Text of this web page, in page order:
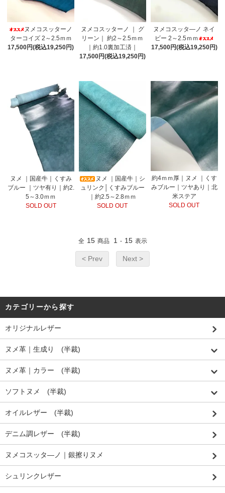
ヌメコスッターノ
ターコイズ 2～2.5ｍｍ
17,500円(税込19,250円)
ヌメコスッターノ ｜ グ
リーン｜ 約2～2.5ｍｍ
｜約1.0裏加工済｜
17,500円(税込19,250円)
ヌメコスッタ―ノ ネイ
ビー 2～2.5ｍｍ
17,500円(税込19,250円)
ヌメ ｜国産牛｜くすみ
ブルー ｜ツヤ有り｜約2.
5～3.0ｍｍ
SOLD OUT
ヌメ ｜国産牛｜シ
ュリンク│くすみブルー
｜約2.5～2.8ｍｍ
SOLD OUT
約4ｍｍ厚｜ヌメ ｜くす
みブルー｜ツヤあり｜北
米ステア
SOLD OUT
全 15 商品 1 - 15 表示
< Prev Next >
カテゴリーから探す
オリジナルレザー
ヌメ革｜生成り (半裁)
ヌメ革｜カラー (半裁)
ソフトヌメ (半裁)
オイルレザー (半裁)
デニム調レザー (半裁)
ヌメコスッタ―ノ｜銀擦りヌメ
シュリンクレザー